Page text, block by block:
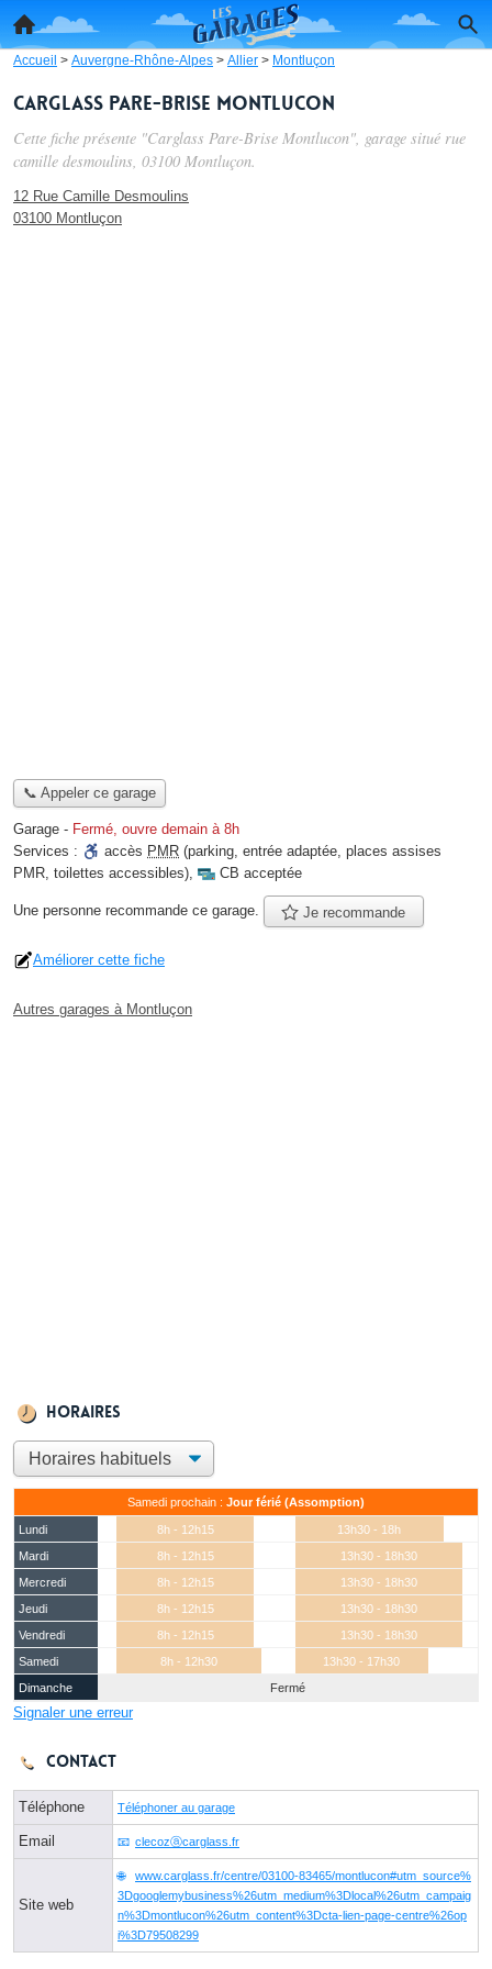
Accueil > Auvergne-Rhône-Alpes > Allier > Montluçon
Carglass Pare-Brise Montlucon
Cette fiche présente "Carglass Pare-Brise Montlucon", garage situé rue
camille desmoulins, 03100 Montluçon.
12 Rue Camille Desmoulins
03100 Montluçon
📞 Appeler ce garage
Garage - Fermé, ouvre demain à 8h
Services :
accès PMR (parking, entrée adaptée, places assises
PMR, toilettes accessibles), CB acceptée
Une personne recommande ce garage. Je recommande
Améliorer cette fiche
Autres garages à Montluçon
Horaires
Samedi prochain : Jour férié (Assomption)
Lundi 8h - 12h15
13h30 - 18h
Mardi
8h - 12h15
13h30 - 18h30
Mercredi
8h - 12h15
13h30 - 18h30
Jeudi
8h - 12h15
13h30 - 18h30
Vendredi
8h - 12h15
13h30 - 18h30
Samedi
8h - 12h30
13h30 - 17h30
Dimanche
Fermé
Signaler une erreur
Contact
Téléphone Téléphoner au garage
Email clecozⓐcarglass.fr
Site web
www.carglass.fr/centre/03100-83465/montlucon#utm_source%
3Dgooglemybusiness%26utm_medium%3Dlocal%26utm_campaig
n%3Dmontlucon%26utm_content%3Dcta-lien-page-centre%26op
i%3D79508299